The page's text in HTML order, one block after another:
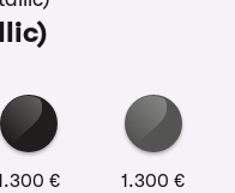
€ 1.300 €